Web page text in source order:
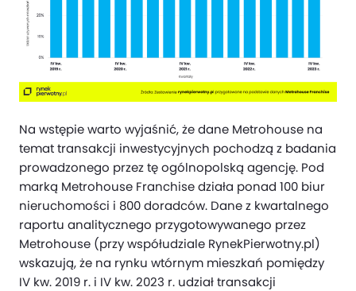
Na wstępie warto wyjaśnić, że dane Metrohouse na
temat transakcji inwestycyjnych pochodzą z badania
prowadzonego przez tę ogólnopolską agencję. Pod
marką Metrohouse Franchise działa ponad 100 biur
nieruchomości i 800 doradców. Dane z kwartalnego
raportu analitycznego przygotowywanego przez
Metrohouse (przy współudziale RynekPierwotny.pl)
wskazują, że na rynku wtórnym mieszkań pomiędzy
IV kw. 2019 r. i IV kw. 2023 r. udział transakcji